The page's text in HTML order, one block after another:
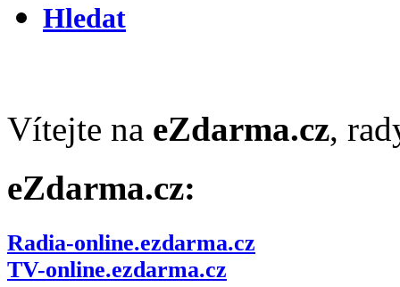
Hledat
Vítejte na eZdarma.cz,
eZdarma.cz:
Radia-online.ezdarma.cz
TV-online.ezdarma.cz